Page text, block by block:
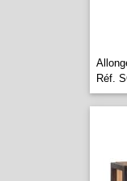
Réf.